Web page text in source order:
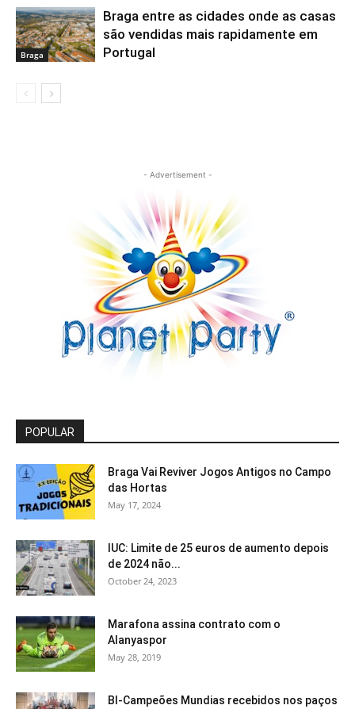
Braga
Braga entre as cidades onde as casas
são vendidas mais rapidamente em
Portugal
- Advertisement -
POPULAR
Braga Vai Reviver Jogos Antigos no Campo
das Hortas
May 17, 2024
IUC: Limite de 25 euros de aumento depois
de 2024 não...
October 24, 2023
Marafona assina contrato com o
Alanyaspor
May 28, 2019
BI-Campeões Mundias recebidos nos paços